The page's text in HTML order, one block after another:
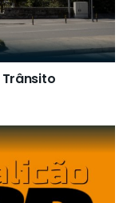
Trânsito